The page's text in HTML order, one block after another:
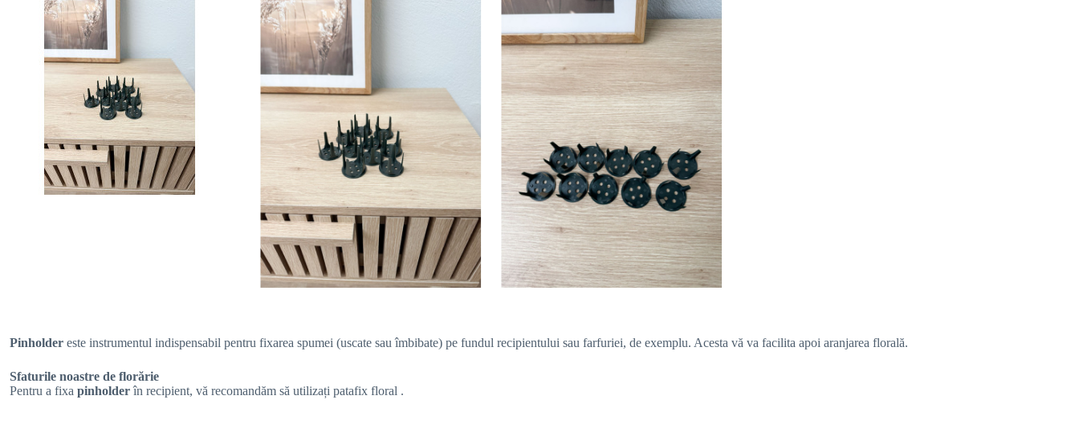
Pinholder este instrumentul indispensabil pentru fixarea spumei (uscate sau îmbibate) pe fundul recipientului sau farfuriei, de exemplu. Acesta vă va facilita apoi aranjarea florală.
Sfaturile noastre de florărie
Pentru a fixa pinholderîn recipient, vă recomandăm să utilizați patafix floral .